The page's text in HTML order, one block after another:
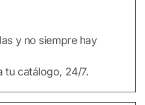
y no siempre hay
tu catálogo, 24/7.